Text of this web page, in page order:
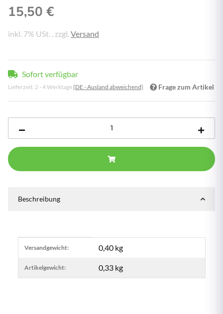
15,50 €
inkl. 7% USt. , zzgl. Versand
Sofort verfügbar
Lieferzeit: 2 - 4 Werktage(DE - Ausland abweichend) Frage zum Artikel
Beschreibung
Produkteigenschaft
Wert
Versandgewicht: 0,40 kg
Artikelgewicht: 0,33 kg